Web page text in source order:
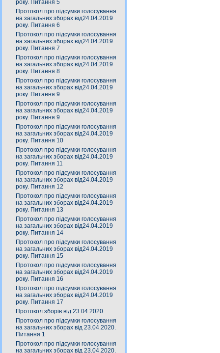
року. Питання 5
Протокол про підсумки голосування
на загальних зборах від24.04.2019
року. Питання 6
Протокол про підсумки голосування
на загальних зборах від24.04.2019
року. Питання 7
Протокол про підсумки голосування
на загальних зборах від24.04.2019
року. Питання 8
Протокол про підсумки голосування
на загальних зборах від24.04.2019
року. Питання 9
Протокол про підсумки голосування
на загальних зборах від24.04.2019
року. Питання 9
Протокол про підсумки голосування
на загальних зборах від24.04.2019
року. Питання 10
Протокол про підсумки голосування
на загальних зборах від24.04.2019
року. Питання 11
Протокол про підсумки голосування
на загальних зборах від24.04.2019
року. Питання 12
Протокол про підсумки голосування
на загальних зборах від24.04.2019
року. Питання 13
Протокол про підсумки голосування
на загальних зборах від24.04.2019
року. Питання 14
Протокол про підсумки голосування
на загальних зборах від24.04.2019
року. Питання 15
Протокол про підсумки голосування
на загальних зборах від24.04.2019
року. Питання 16
Протокол про підсумки голосування
на загальних зборах від24.04.2019
року. Питання 17
Протокол зборів від 23.04.2020
Протокол про підсумки голосування
на загальних зборах від 23.04.2020.
Питання 1
Протокол про підсумки голосування
на загальних зборах від 23.04.2020.